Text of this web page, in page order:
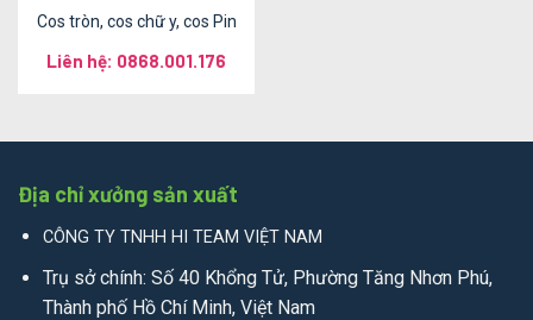
Cos tròn, cos chữ y, cos Pin
Liên hệ: 0868.001.176
Địa chỉ xưởng sản xuất
CÔNG TY TNHH HI TEAM VIỆT NAM
Trụ sở chính: Số 40 Khổng Tử, Phường Tăng Nhơn Phú,
Thành phố Hồ Chí Minh, Việt Nam